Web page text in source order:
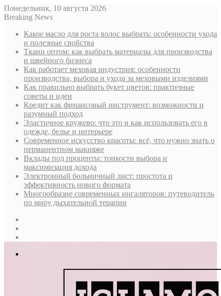
Понедельник, 10 августа 2026
Breaking News
Какое масло для роста волос выбрать: особенности ухода
и полезные свойства
Ткани оптом: как выбрать материалы для производства
и швейного бизнеса
Как работает меховая индустрия: особенности
производства, выбора и ухода за меховыми изделиями
Как правильно выбрать букет цветов: практичные
советы и идеи
Кредит как финансовый инструмент: возможности и
разумный подход
Эластичное кружево: что это и как использовать его в
одежде, белье и интерьере
Современное искусство красоты: всё, что нужно знать о
перманентном макияже
Вклады под проценты: тонкости выбора и
максимизация дохода
Электронный больничный лист: простота и
эффективность нового формата
Многообразие современных ингаляторов: путеводитель
по миру дыхательной терапии